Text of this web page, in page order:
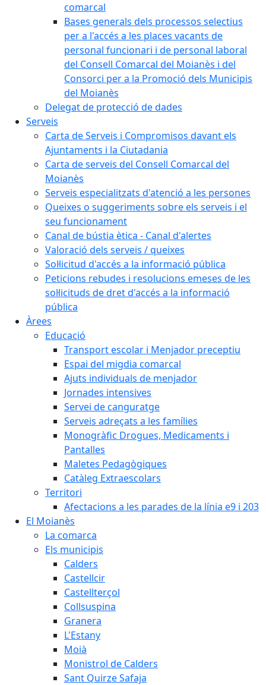
comarcal
Bases generals dels processos selectius
per a l'accés a les places vacants de
personal funcionari i de personal laboral
del Consell Comarcal del Moianès i del
Consorci per a la Promoció dels Municipis
del Moianès
Delegat de protecció de dades
Serveis
Carta de Serveis i Compromisos davant els
Ajuntaments i la Ciutadania
Carta de serveis del Consell Comarcal del
Moianès
Serveis especialitzats d'atenció a les persones
Queixes o suggeriments sobre els serveis i el
seu funcionament
Canal de bústia ètica - Canal d'alertes
Valoració dels serveis / queixes
Sol·licitud d'accés a la informació pública
Peticions rebudes i resolucions emeses de les
sol·licituds de dret d'accés a la informació
pública
Àrees
Educació
Transport escolar i Menjador preceptiu
Espai del migdia comarcal
Ajuts individuals de menjador
Jornades intensives
Servei de canguratge
Serveis adreçats a les famílies
Monogràfic Drogues, Medicaments i
Pantalles
Maletes Pedagògiques
Catàleg Extraescolars
Territori
Afectacions a les parades de la línia e9 i 203
El Moianès
La comarca
Els municipis
Calders
Castellcir
Castellterçol
Collsuspina
Granera
L'Estany
Moià
Monistrol de Calders
Sant Quirze Safaja